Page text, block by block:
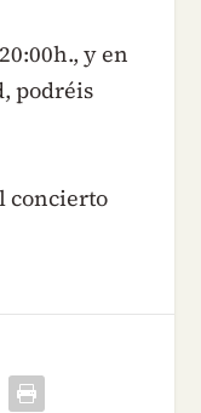
y en
podréis
concierto